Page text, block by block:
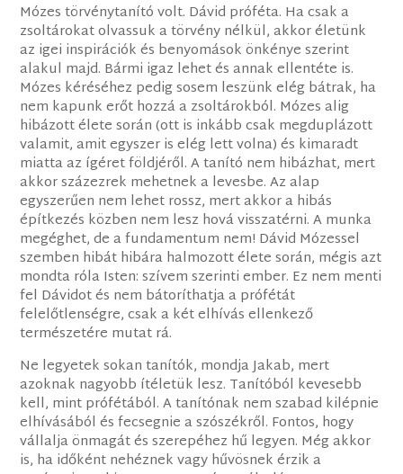
Mózes törvénytanító volt. Dávid próféta. Ha csak a
zsoltárokat olvassuk a törvény nélkül, akkor életünk
az igei inspirációk és benyomások önkénye szerint
alakul majd. Bármi igaz lehet és annak ellentéte is.
Mózes kéréséhez pedig sosem leszünk elég bátrak, ha
nem kapunk erőt hozzá a zsoltárokból. Mózes alig
hibázott élete során (ott is inkább csak megduplázott
valamit, amit egyszer is elég lett volna) és kimaradt
miatta az ígéret földjéről. A tanító nem hibázhat, mert
akkor százezrek mehetnek a levesbe. Az alap
egyszerűen nem lehet rossz, mert akkor a hibás
építkezés közben nem lesz hová visszatérni. A munka
megéghet, de a fundamentum nem! Dávid Mózessel
szemben hibát hibára halmozott élete során, mégis azt
mondta róla Isten: szívem szerinti ember. Ez nem menti
fel Dávidot és nem bátoríthatja a prófétát
felelőtlenségre, csak a két elhívás ellenkező
természetére mutat rá.
Ne legyetek sokan tanítók, mondja Jakab, mert
azoknak nagyobb ítéletük lesz. Tanítóból kevesebb
kell, mint prófétából. A tanítónak nem szabad kilépnie
elhívásából és fecsegnie a szószékről. Fontos, hogy
vállalja önmagát és szerepéhez hű legyen. Még akkor
is, ha időként nehéznek vagy hűvösnek érzik a